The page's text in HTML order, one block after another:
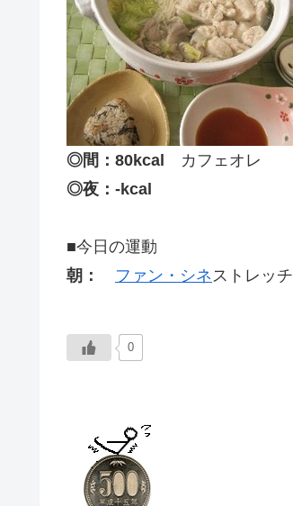
◎間：80kcal カフェオレ
◎夜：-kcal
■今日の運動
朝：
ファン・シネ ストレッチ
0